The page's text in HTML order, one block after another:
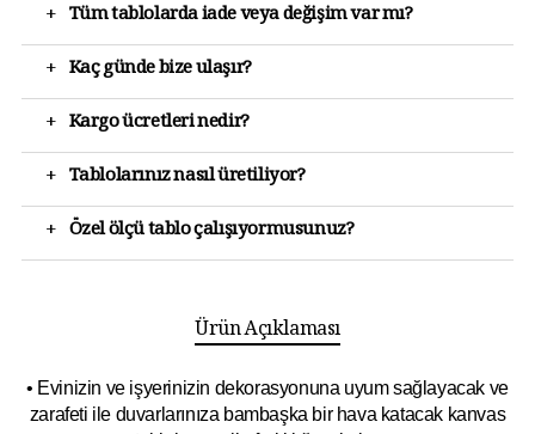
+ Tüm tablolarda iade veya değişim var mı?
+ Kaç günde bize ulaşır?
+ Kargo ücretleri nedir?
+ Tablolarınız nasıl üretiliyor?
+ Özel ölçü tablo çalışıyormusunuz?
Ürün Açıklaması
• Evinizin ve işyerinizin dekorasyonuna uyum sağlayacak ve
zarafeti ile duvarlarınıza bambaşka bir hava katacak kanvas